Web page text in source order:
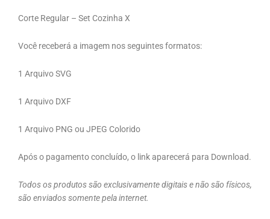
Corte Regular – Set Cozinha X
Você receberá a imagem nos seguintes formatos:
1 Arquivo SVG
1 Arquivo DXF
1 Arquivo PNG ou JPEG Colorido
Após o pagamento concluído, o link aparecerá para Download.
Todos os produtos são exclusivamente digitais e não são físicos,
são enviados somente pela internet.